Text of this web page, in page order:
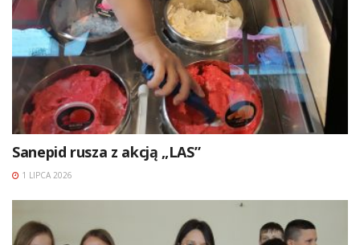
Sanepid rusza z akcją „LAS”
1 LIPCA 2026